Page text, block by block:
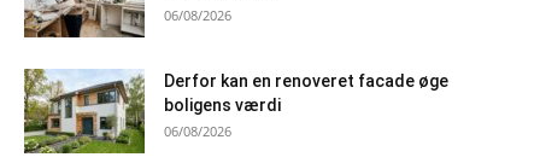
06/08/2026
Derfor kan en renoveret facade øge
boligens værdi
06/08/2026